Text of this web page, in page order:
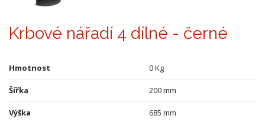
Krbové nářadí 4 dílné - černé
Hmotnost 0 Kg
Šířka 200 mm
Výška 685 mm